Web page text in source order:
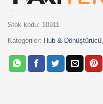
Stok kodu: 10911
Kategoriler: Hub & Dönüştürücü,